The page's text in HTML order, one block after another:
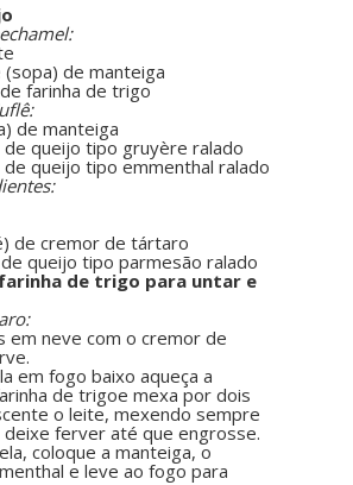
de manteiga
farinha de trigo
de manteiga
de queijo tipo gruyère ralado
queijo tipo emmenthal ralado
de cremor de tártaro
queijo tipo parmesão ralado
de trigo para untar e
em neve com o cremor de
em fogo baixo aqueça a
de trigoe mexa por dois
o leite, mexendo sempre
ferver até que engrosse.
coloque a manteiga, o
e leve ao fogo para